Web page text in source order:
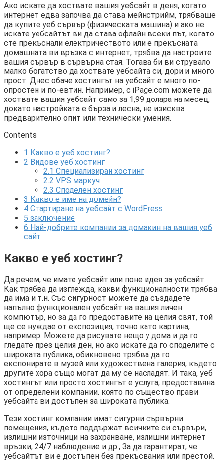
Ако искате да хоствате вашия уебсайт в деня, когато
интернет едва започва да става мейнстрийм, трябваше
да купите уеб сървър (физическата машина) и ако не
искате уебсайтът ви да става офлайн всеки път, когато
сте прекъснали електричеството или е прекъсната
домашната ви връзка с интернет, трябва да настроите
вашия сървър в сървърна стая. Тогава би ви струвало
малко богатство да хоствате уебсайта си, дори и много
прост. Днес обаче хостингът на уебсайт е много по-
опростен и по-евтин. Например, с iPage.com можете да
хоствате вашия уебсайт само за 1,99 долара на месец,
докато настройката е бърза и лесна, не изисква
предварително опит или технически умения.
Contents
1 Какво е уеб хостинг?
2 Видове уеб хостинг
2.1 Специализиран хостинг
2.2 VPS маркуч
2.3 Споделен хостинг
3 Какво е име на домейн?
4 Стартиране на уебсайт с WordPress
5 заключение
6 Най-добрите компании за домакин на вашия уеб
сайт
Какво е уеб хостинг?
Да речем, че имате уебсайт или поне идея за уебсайт.
Как трябва да изглежда, какви функционалности трябва
да има и т.н. Със сигурност можете да създадете
напълно функционален уебсайт на вашия личен
компютър, но за да го предоставите на целия свят, той
ще се нуждае от експозиция, точно като картина,
например. Можете да рисувате нещо у дома и да го
гледате през целия ден, но ако искате да го споделите с
широката публика, обикновено трябва да го
експонирате в музей или художествена галерия, където
другите хора също могат да му се насладят. И така, уеб
хостингът или просто хостингът е услуга, предоставяна
от определени компании, която по същество прави
уебсайта ви достъпен за широката публика.
Тези хостинг компании имат сигурни сървърни
помещения, където поддържат всичките си сървъри,
излишни източници на захранване, излишни интернет
връзки, 24/7 наблюдение и др., За да гарантират, че
уебсайтът ви е достъпен без прекъсвания или престой.